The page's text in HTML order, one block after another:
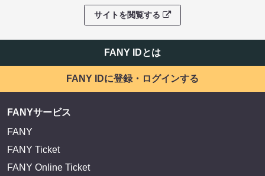
サイトを閲覧する
FANY IDとは
FANY IDに登録・ログインする
FANYサービス
FANY
FANY Ticket
FANY Online Ticket